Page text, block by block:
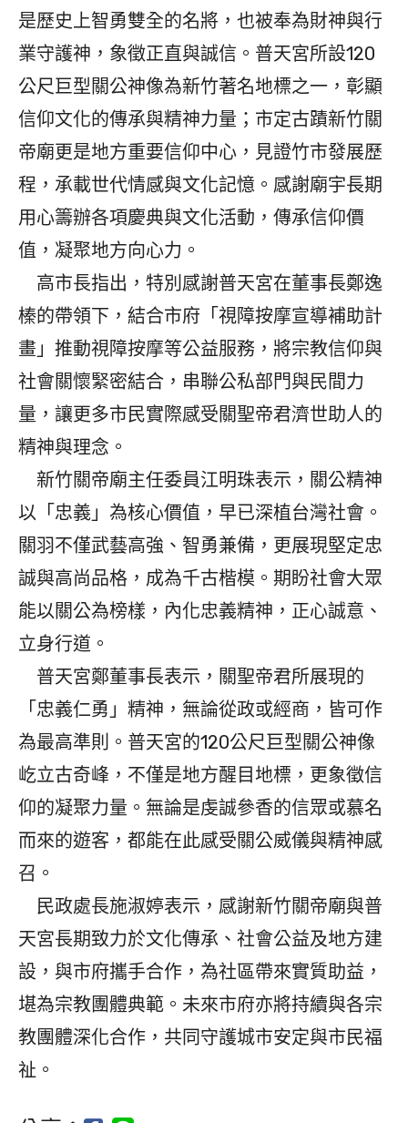
是歷史上智勇雙全的名將，也被奉為財神與行
業守護神，象徵正直與誠信。普天宮所設120
公尺巨型關公神像為新竹著名地標之一，彰顯
信仰文化的傳承與精神力量；市定古蹟新竹關
帝廟更是地方重要信仰中心，見證竹市發展歷
程，承載世代情感與文化記憶。感謝廟宇長期
用心籌辦各項慶典與文化活動，傳承信仰價
值，凝聚地方向心力。
高市長指出，特別感謝普天宮在董事長鄭逸
榛的帶領下，結合市府「視障按摩宣導補助計
畫」推動視障按摩等公益服務，將宗教信仰與
社會關懷緊密結合，串聯公私部門與民間力
量，讓更多市民實際感受關聖帝君濟世助人的
精神與理念。
新竹關帝廟主任委員江明珠表示，關公精神
以「忠義」為核心價值，早已深植台灣社會。
關羽不僅武藝高強、智勇兼備，更展現堅定忠
誠與高尚品格，成為千古楷模。期盼社會大眾
能以關公為榜樣，內化忠義精神，正心誠意、
立身行道。
普天宮鄭董事長表示，關聖帝君所展現的
「忠義仁勇」精神，無論從政或經商，皆可作
為最高準則。普天宮的120公尺巨型關公神像
屹立古奇峰，不僅是地方醒目地標，更象徵信
仰的凝聚力量。無論是虔誠參香的信眾或慕名
而來的遊客，都能在此感受關公威儀與精神感
召。
民政處長施淑婷表示，感謝新竹關帝廟與普
天宮長期致力於文化傳承、社會公益及地方建
設，與市府攜手合作，為社區帶來實質助益，
堪為宗教團體典範。未來市府亦將持續與各宗
教團體深化合作，共同守護城市安定與市民福
祉。